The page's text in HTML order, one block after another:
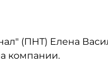
(ПНТ) Елена
компании.